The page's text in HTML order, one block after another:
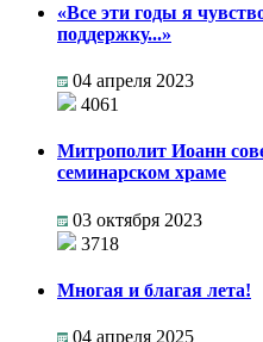
«Все эти годы я
поддержку...»
04 апреля 2023
4061
Митрополит Иоанн
семинарском храме
03 октября 2023
3718
Многая и благая лета!
04 апреля 2025